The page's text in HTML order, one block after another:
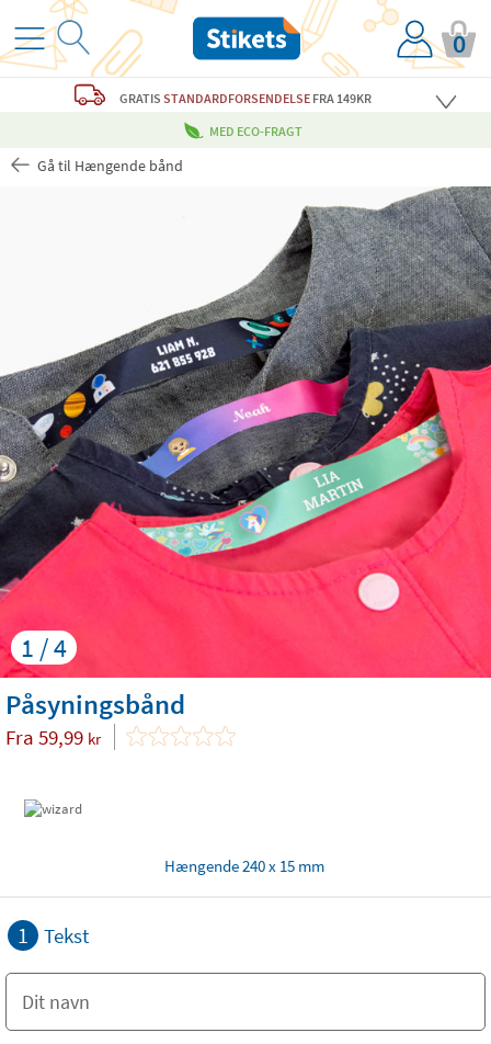
0
GRATISSTANDARDFORSENDELSE FRA 149KR
MED ECO-FRAGT
Gå til Hængende bånd
1 / 4
Påsyningsbånd
Fra 59,99 kr
Hængende 240 x 15 mm
1 Tekst